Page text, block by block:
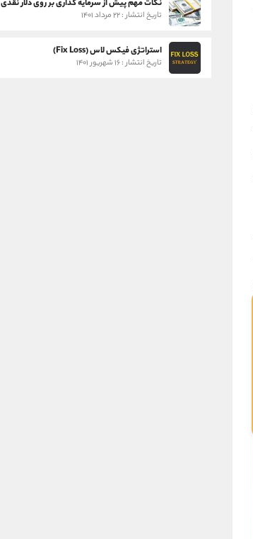
نکات مهم پیش از سرمایه گذاری بر روی دلار نقدی
تاریخ انتشار : ۲۲ مرداد ۱۴۰۱
استراتژی فیکس لاس (Fix Loss)
تاریخ انتشار : ۱۶ شهریور ۱۴۰۱